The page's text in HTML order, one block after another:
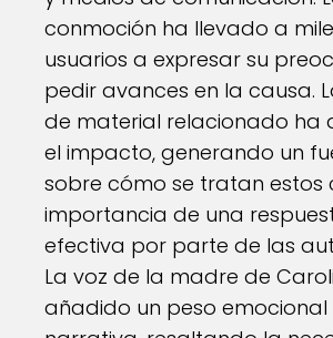
conmoción ha llevado a
usuarios a expresar su
pedir avances en la causa.
de material relacionado ha
el impacto, generando un
sobre cómo se tratan estos
importancia de una
efectiva por parte de las
La voz de la madre de
añadido un peso emocional